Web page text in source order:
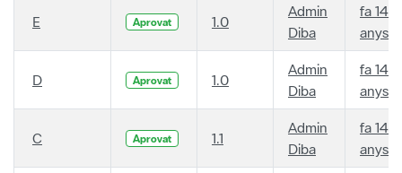
E Aprovat 1.0
Admin
Diba
fa 14
anys
D Aprovat 1.0
Admin
Diba
fa 14
anys
C Aprovat 1.1
Admin
Diba
fa 14
anys